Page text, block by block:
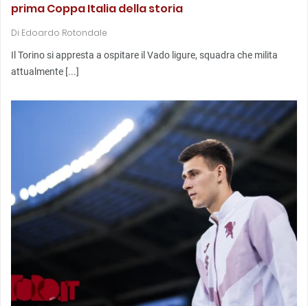
prima Coppa Italia della storia
Di Edoardo Rotondale
Il Torino si appresta a ospitare il Vado ligure, squadra che milita
attualmente [...]